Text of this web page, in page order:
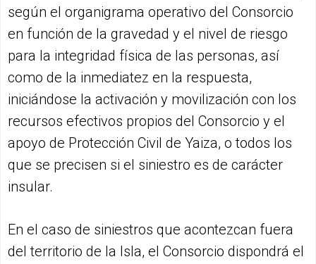
según el organigrama operativo del Consorcio
en función de la gravedad y el nivel de riesgo
para la integridad física de las personas, así
como de la inmediatez en la respuesta,
iniciándose la activación y movilización con los
recursos efectivos propios del Consorcio y el
apoyo de Protección Civil de Yaiza, o todos los
que se precisen si el siniestro es de carácter
insular.
En el caso de siniestros que acontezcan fuera
del territorio de la Isla, el Consorcio dispondrá el